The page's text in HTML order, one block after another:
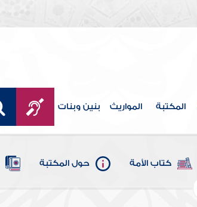
المكتبة المواريث بنين وبنات
كتاب الأمة حول المكتبة